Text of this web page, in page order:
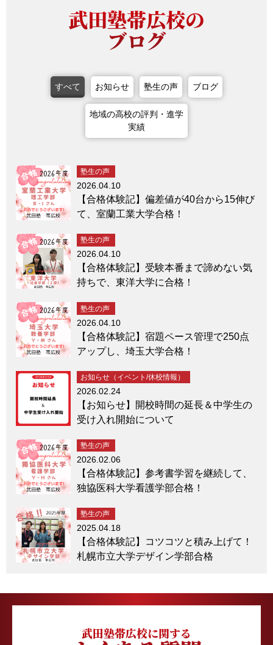
武田塾帯広校の
ブログ
すべて お知らせ 塾生の声 ブログ
地域の高校の評判・進学
実績
塾生の声
2026.04.10
【合格体験記】偏差値が40台から15伸び
て、室蘭工業大学合格！
塾生の声
2026.04.10
【合格体験記】受験本番まで諦めない気
持ちで、東洋大学に合格！
塾生の声
2026.04.10
【合格体験記】宿題ペース管理で250点
アップし、埼玉大学合格！
お知らせ（イベント/休校情報）
2026.02.24
【お知らせ】開校時間の延長＆中学生の
受け入れ開始について
塾生の声
2026.02.06
【合格体験記】参考書学習を継続して、
独協医科大学看護学部合格！
塾生の声
2025.04.18
【合格体験記】コツコツと積み上げて！
札幌市立大学デザイン学部合格
武田塾帯広校に関する